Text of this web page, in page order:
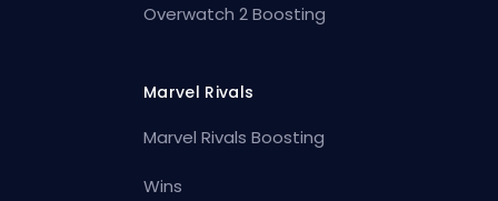
Overwatch 2 Boosting
Marvel Rivals
Marvel Rivals Boosting
Wins